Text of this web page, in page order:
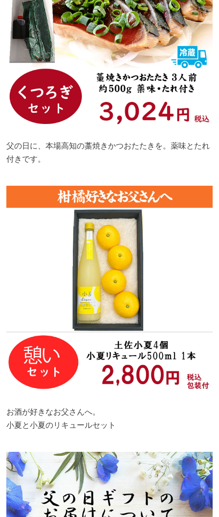
父の日に、本場高知の藁焼きかつおたたきを。薬味とたれ
付きです。
お酒が好きなお父さんへ。
小夏と小夏のリキュールセット